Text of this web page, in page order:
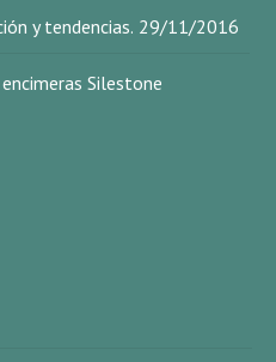
y tendencias. 29/11/2016
Silestone